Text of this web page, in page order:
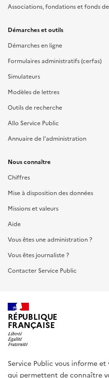
Associations, fondations et fonds
Démarches et outils
Démarches en ligne
Formulaires administratifs (cerfas)
Simulateurs
Modèles de lettres
Outils de recherche
Allo Service Public
Annuaire de l'administration
Nous connaître
Chiffres
Mise à disposition des données
Missions et valeurs
Aide
Vous êtes une administration ?
Vous êtes journaliste ?
Contacter Service Public
RÉPUBLIQUE
FRANÇAISE
Service Public vous informe
qui permettent de connaître